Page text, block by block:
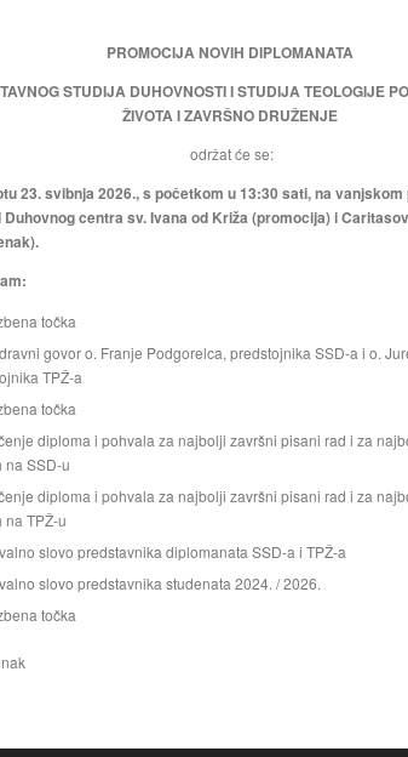
PROMOCIJA NOVIH DIPLOMANATA
STUDIJA DUHOVNOSTI I STUDIJA TEOLOGIJE
ŽIVOTA I ZAVRŠNO DRUŽENJE
održat će se:
23. svibnja 2026., s početkom u 13:30 sati, na
centra sv. Ivana od Križa (promocija) i
točka
govor o. Franje Podgorelca, predstojnika SSD-a i o.
TPŽ-a
točka
diploma i pohvala za najbolji završni pisani rad i za
na SSD-u
diploma i pohvala za najbolji završni pisani rad i za
na TPŽ-u
slovo predstavnika diplomanata SSD-a i TPŽ-a
slovo predstavnika studenata 2024. / 2026.
točka